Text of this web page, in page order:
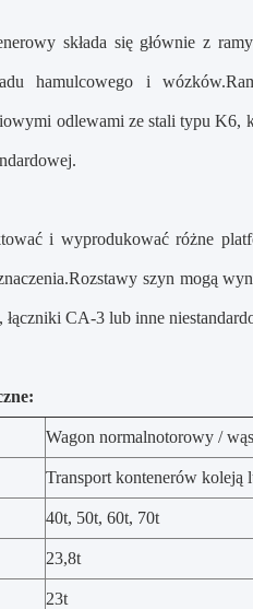
składa się głównie z
hamulcowego i
odlewami ze stali typu K6,
i wyprodukować różne
szyn mogą
CA-3 lub inne
Wagon normalnotorowy /
Transport kontenerów koleją
40t, 50t, 60t, 70t
23,8t
23t